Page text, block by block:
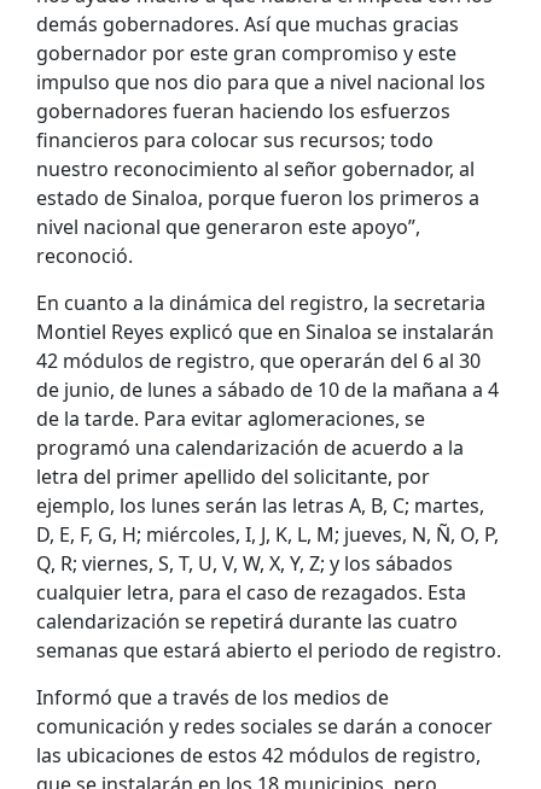
demás gobernadores. Así que muchas gracias
gobernador por este gran compromiso y este
impulso que nos dio para que a nivel nacional los
gobernadores fueran haciendo los esfuerzos
financieros para colocar sus recursos; todo
nuestro reconocimiento al señor gobernador, al
estado de Sinaloa, porque fueron los primeros a
nivel nacional que generaron este apoyo”,
reconoció.
En cuanto a la dinámica del registro, la secretaria
Montiel Reyes explicó que en Sinaloa se instalarán
42 módulos de registro, que operarán del 6 al 30
de junio, de lunes a sábado de 10 de la mañana a 4
de la tarde. Para evitar aglomeraciones, se
programó una calendarización de acuerdo a la
letra del primer apellido del solicitante, por
ejemplo, los lunes serán las letras A, B, C; martes,
D, E, F, G, H; miércoles, I, J, K, L, M; jueves, N, Ñ, O, P,
Q, R; viernes, S, T, U, V, W, X, Y, Z; y los sábados
cualquier letra, para el caso de rezagados. Esta
calendarización se repetirá durante las cuatro
semanas que estará abierto el periodo de registro.
Informó que a través de los medios de
comunicación y redes sociales se darán a conocer
las ubicaciones de estos 42 módulos de registro,